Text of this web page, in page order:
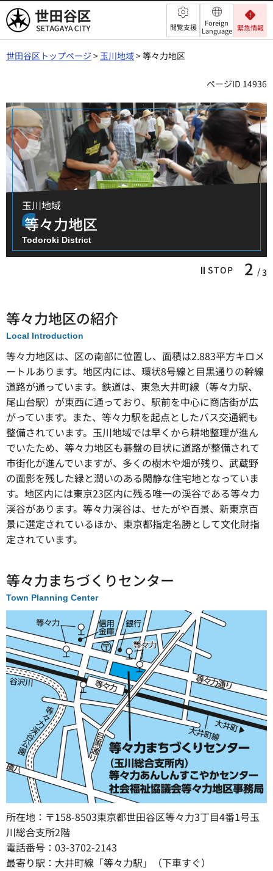
世田谷区 閲覧支援
Foreign
Language 緊急情報
世田谷区トップページ >玉川地域> 等々力地区
ページID 14936
玉川地域
等々力地区
Todoroki District
STOP 3 3
等々力地区の紹介
Local Introduction
等々力地区は、区の南部に位置し、面積は2.883平方キロメ
ートルあります。地区内には、環状8号線と目黒通りの幹線
道路が通っています。鉄道は、東急大井町線（等々力駅、
尾山台駅）が東西に通っており、駅前を中心に商店街が広
がっています。また、等々力駅を起点としたバス交通網も
整備されています。玉川地域では早くから耕地整理が進ん
でいたため、等々力地区も碁盤の目状に道路が整備されて
市街化が進んでいますが、多くの樹木や畑が残り、武蔵野
の面影を残した緑と潤いのある閑静な住宅地となっていま
す。地区内には東京23区内に残る唯一の渓谷である等々力
渓谷があります。等々力渓谷は、せたがや百景、新東京百
景に選定されているほか、東京都指定名勝として文化財指
定されています。
等々力まちづくりセンター
Town Planning Center
所在地：〒158-8503東京都世田谷区等々力3丁目4番1号玉
川総合支所2階
電話番号：03-3702-2143
最寄り駅：大井町線「等々力駅」（下車すぐ）